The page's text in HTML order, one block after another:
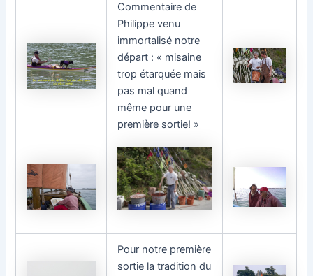
Commentaire de
Philippe venu
immortalisé notre
départ : « misaine
trop étarquée mais
pas mal quand
même pour une
première sortie! »
Pour notre première
sortie la tradition du